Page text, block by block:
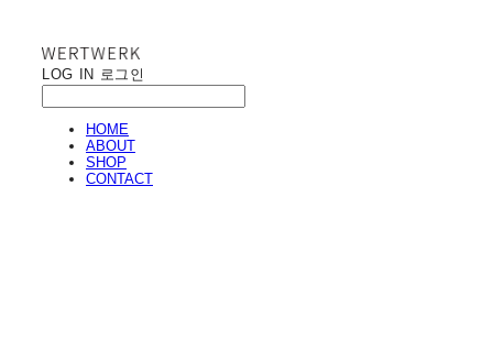
LOG IN 로그인
HOME
ABOUT
SHOP
CONTACT